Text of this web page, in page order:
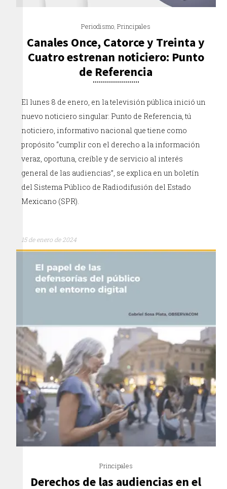
Periodismo,Principales
Canales Once, Catorce y Treinta y
Cuatro estrenan noticiero: Punto
de Referencia
El lunes 8 de enero, en la televisión pública inició un
nuevo noticiero singular: Punto de Referencia, tú
noticiero, informativo nacional que tiene como
propósito “cumplir con el derecho a la información
veraz, oportuna, creíble y de servicio al interés
general de las audiencias”, se explica en un boletín
del Sistema Público de Radiodifusión del Estado
Mexicano (SPR).
15 de enero de 2024
Principales
Derechos de las audiencias en el